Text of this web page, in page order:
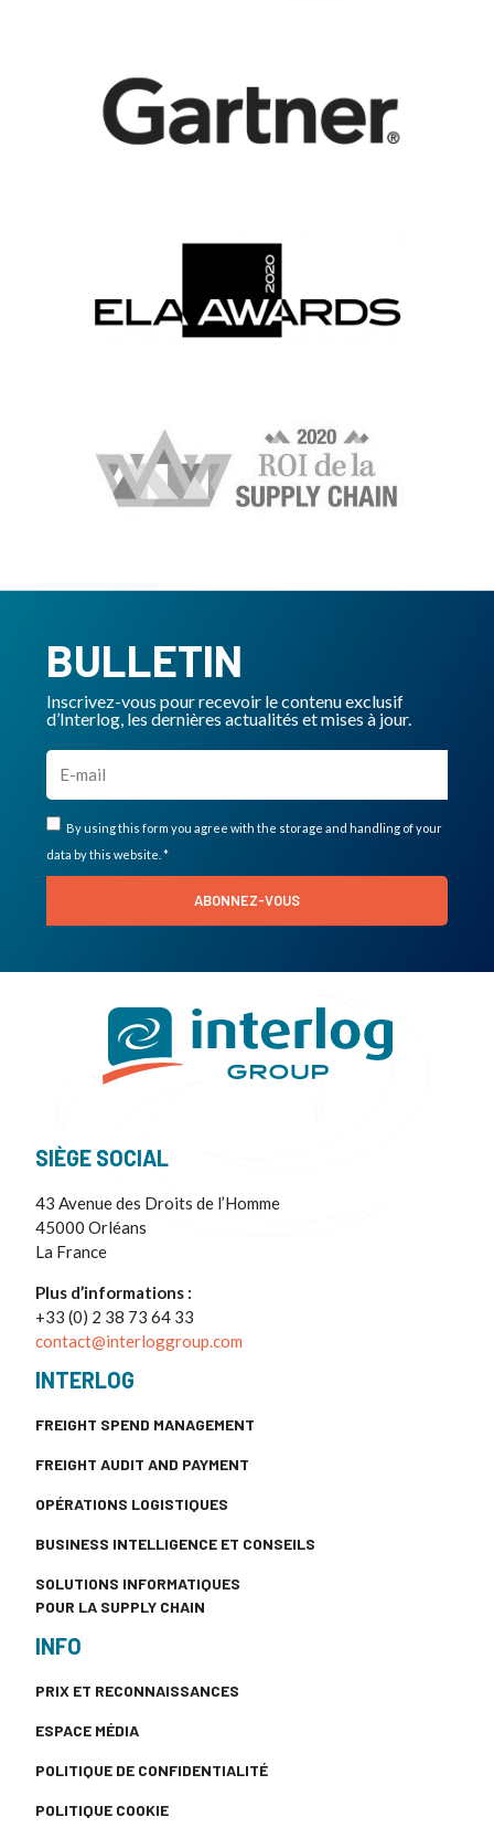
BULLETIN
Inscrivez-vous pour recevoir le contenu exclusif
d’Interlog, les dernières actualités et mises à jour.
By using this form you agree with the storage and handling of your
data by this website. *
ABONNEZ-VOUS
SIÈGE SOCIAL
43 Avenue des Droits de l’Homme
45000 Orléans
La France
Plus d’informations :
+33 (0) 2 38 73 64 33
contact@interloggroup.com
INTERLOG
FREIGHT SPEND MANAGEMENT
FREIGHT AUDIT AND PAYMENT
OPÉRATIONS LOGISTIQUES
BUSINESS INTELLIGENCE ET CONSEILS
SOLUTIONS INFORMATIQUES
POUR LA SUPPLY CHAIN
INFO
PRIX ET RECONNAISSANCES
ESPACE MÉDIA
POLITIQUE DE CONFIDENTIALITÉ
POLITIQUE COOKIE